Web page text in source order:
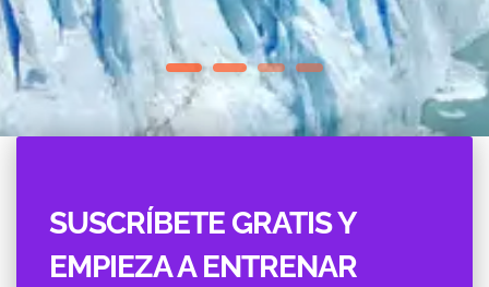
1 2 3 4
SUSCRÍBETE GRATIS Y
EMPIEZA A ENTRENAR